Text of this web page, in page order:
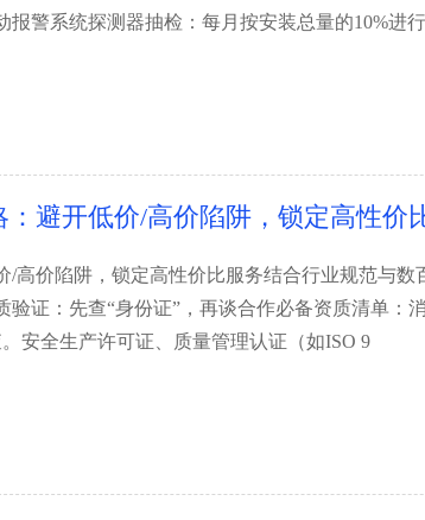
警系统探测器抽检：每月按安装总量的10%进
避开低价/高价陷阱，锁定高性价
高价陷阱，锁定高性价比服务结合行业规范与数
证：先查“身份证”，再谈合作必备资质清单：
安全生产许可证、质量管理认证（如ISO 9